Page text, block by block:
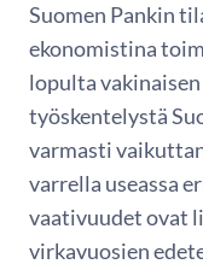
Suomen Pankin
ekonomistina
lopulta
työskentelystä
varmasti
varrella useassa
vaativuudet ovat
virkavuosien